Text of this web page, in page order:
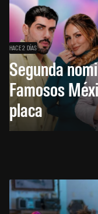
HACE 2 DÍAS
Segunda
Famosos
placa